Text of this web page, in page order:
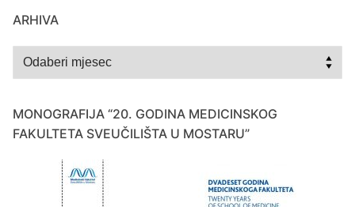
ARHIVA
Arhiva
MONOGRAFIJA “20. GODINA MEDICINSKOG
FAKULTETA SVEUČILIŠTA U MOSTARU”